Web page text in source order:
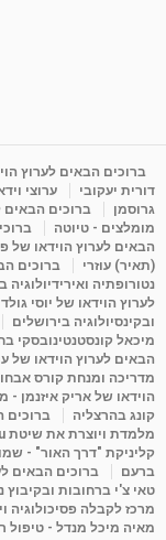
סודות בתאריך
ינואר זינה ליבשיץ
מדיטציה בדמיון
מאת admin 11 שנים 3,650
פנינה מתוק -
מדיטציה-התחדשות
מאת Shahar-vod
ברוכים הבאים לערוץ
דורית יעקובי
ערוצי
גרוסמן
ברוכים הבאים
מומלצים - טיוטה
הבאים לערוץ הוידאו של
(תאיר) עוזרי
ברוכים
נטורופתיה
לערוץ הוידאו של יוסי
ובקינסיולוגיה בירושלים
מיכאל קונסטנטינובסקי
הבאים לערוץ הוידאו של
מדריכה ומנחת קורס
הוידאו של אריק איזנמן -
קונג בהרצליה
ברוכים
מלמדת ויוצרת את שיטת Iro Shiatsu
קליניקת "דרך האור" -
ברעם
ברוכים הבאים
טאי צ'י ברחובות ובקיבוץ
מרכז לקבלה פסיכולוגיה
מאיה מיכל מנדל - טיפול